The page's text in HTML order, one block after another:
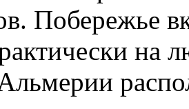
Побережье
на